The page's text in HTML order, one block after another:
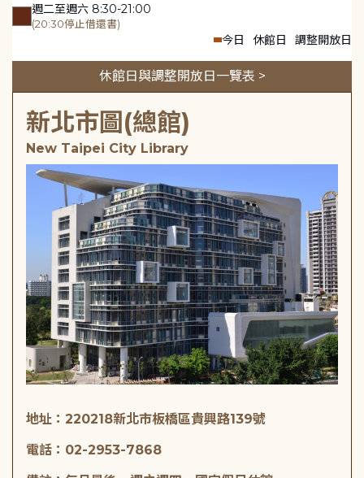
週二至週六 8:30-21:00
(20:30停止借還書)
今日 休館日 調整開放日
休館日與調整開放日一覽表 >
新北市圖(總館)
New Taipei City Library
地址：220218新北市板橋區貴興路139號
電話：02-2953-7868